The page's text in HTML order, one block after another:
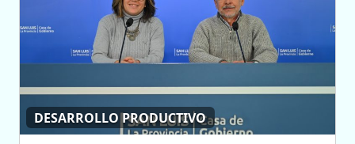
DESARROLLO PRODUCTIVO